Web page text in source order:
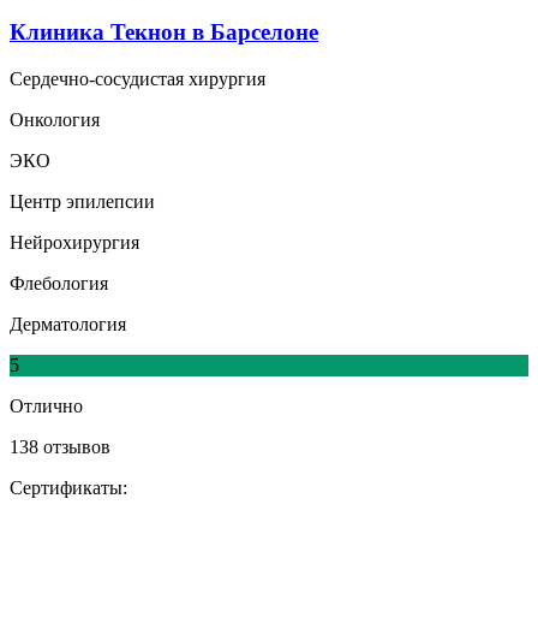
Клиника Текнон в Барселоне
Сердечно-сосудистая хирургия
Онкология
ЭКО
Центр эпилепсии
Нейрохирургия
Флебология
Дерматология
5
Отлично
138 отзывов
Сертификаты: